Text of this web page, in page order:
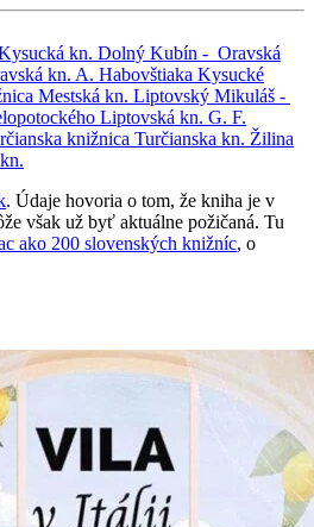
kn. Dolný Kubín - Oravská
kn. A. Habovštiaka Kysucké
Mestská kn. Liptovský Mikuláš -
Liptovská kn. G. F.
knižnica Turčianska kn. Žilina
. Údaje hovoria o tom, že kniha je v
však už byť aktuálne požičaná. Tu
ako 200 slovenských knižníc, o